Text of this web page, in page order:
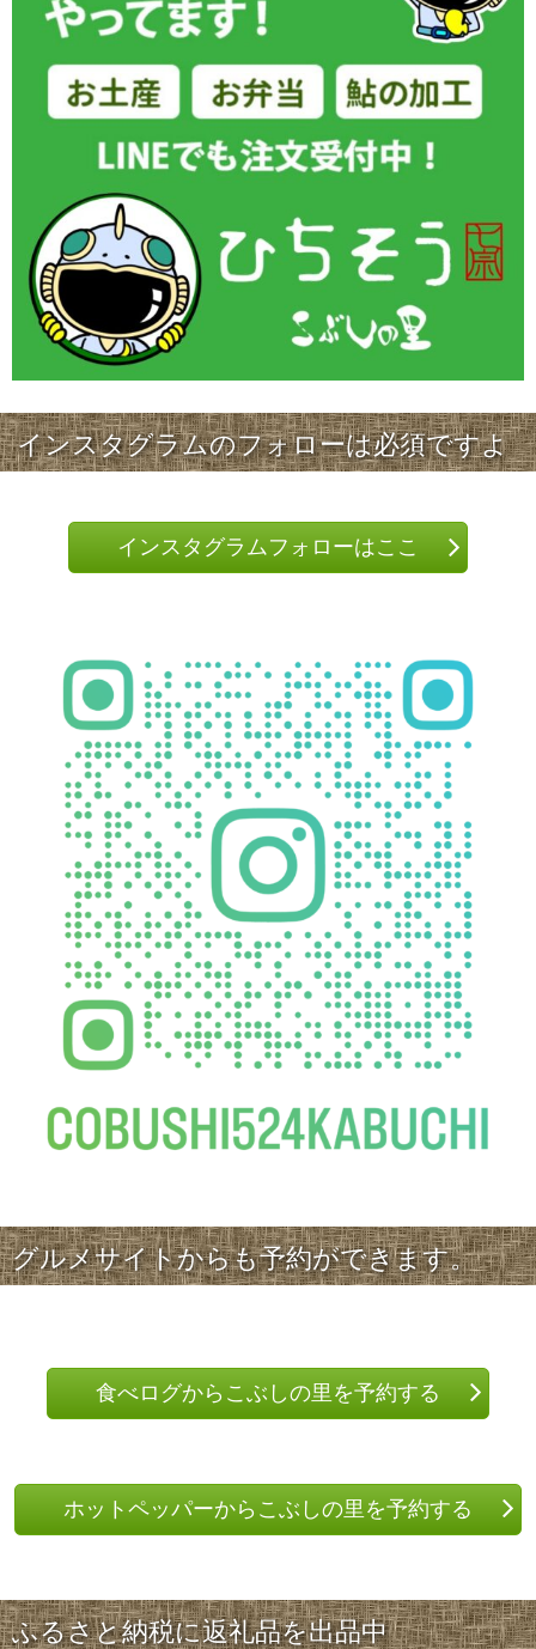
インスタグラムのフォローは必須ですよ
インスタグラムフォローはここ
グルメサイトからも予約ができます。
食べログからこぶしの里を予約する
ホットペッパーからこぶしの里を予約する
ふるさと納税に返礼品を出品中